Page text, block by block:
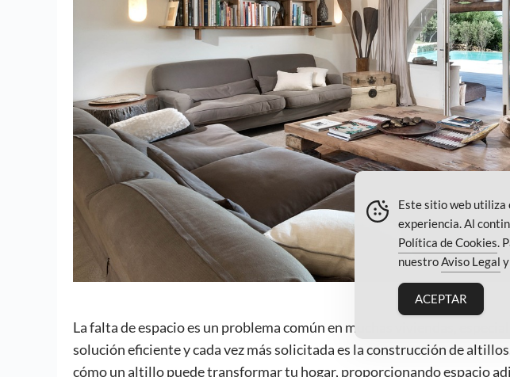
La falta de espacio es un problema común en muchas viviendas,
solución eficiente y cada vez más solicitada es la construcción de
cómo un altillo puede transformar tu hogar, proporcionando espacio
Este sitio web utiliza
experiencia. Al
Política de Cookies .
nuestro Aviso Legal y
ACEPTAR